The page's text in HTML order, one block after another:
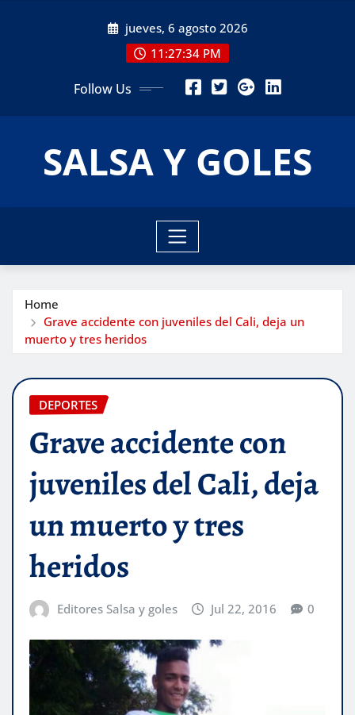
jueves, 6 agosto 2026
11:27:36 PM
Follow Us
SALSA Y GOLES
Home
Grave accidente con juveniles del Cali, deja un
muerto y tres heridos
DEPORTES
Grave accidente con
juveniles del Cali, deja
un muerto y tres
heridos
Editores Salsa y goles Jul 22, 2016 0